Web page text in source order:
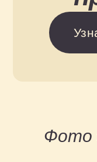
Фото